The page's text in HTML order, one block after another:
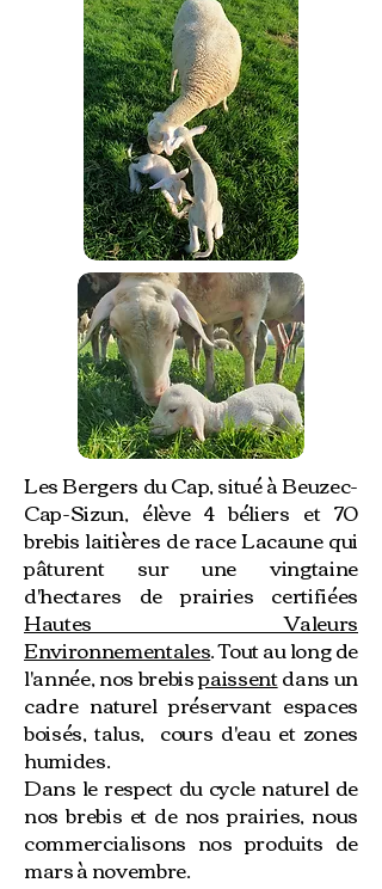
Les Bergers du Cap, situé à Beuzec-
Cap-Sizun, élève 4 béliers et 70
brebis laitières de race Lacaune qui
pâturent sur une vingtaine
d'hectares de prairies certifiées
Hautes Valeurs
Environnementales. Tout au long de
l'année, nos brebispaissentdans un
cadre naturel préservant espaces
boisés, talus, cours d'eau et zones
humides.
Dans le respect du cycle naturel de
nos brebis et de nos prairies, nous
commercialisons nos produits de
mars à novembre.